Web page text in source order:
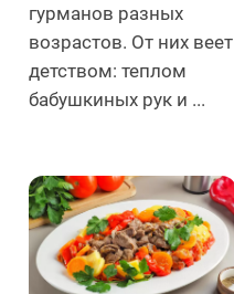
гурманов разных
возрастов. От них веет
детством: теплом
бабушкиных рук и ...